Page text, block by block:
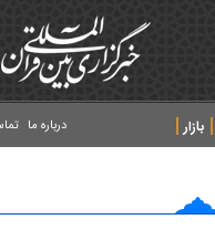
بازار
درباره ما